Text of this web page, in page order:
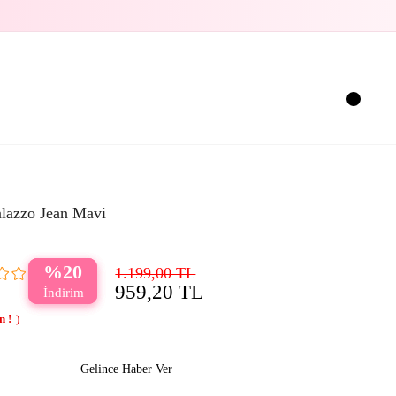
Jean Mavi
20 1.199,00 TL
959,20 TL
Gelince Haber Ver